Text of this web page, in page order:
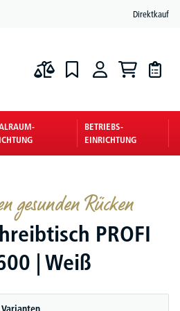
Direktkauf
BETRIEBS-
EINRICHTUNG
gesunden Rücken
PROFI
| Weiß